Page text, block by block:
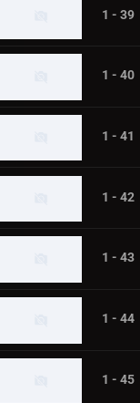
1 - 39
1 - 40
1 - 41
1 - 42
1 - 43
1 - 44
1 - 45